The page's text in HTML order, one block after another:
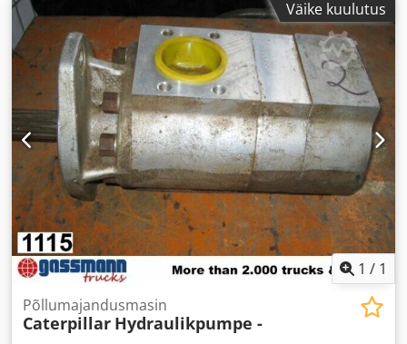
Väike kuulutus
1 / 1
Põllumajandusmasin
Caterpillar Hydraulikpumpe -